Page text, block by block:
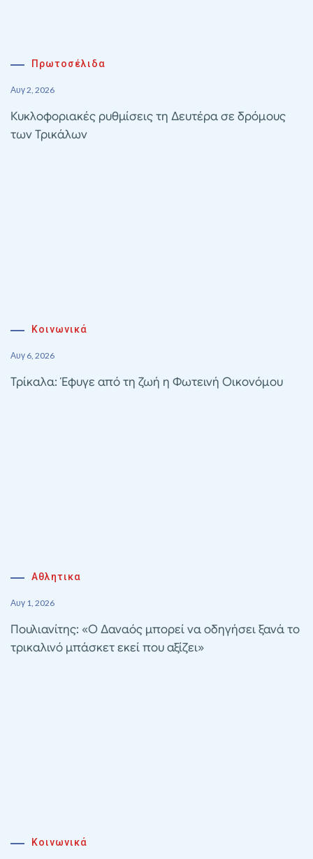
Πρωτοσέλιδα
Αυγ 2, 2026
Κυκλοφοριακές ρυθμίσεις τη Δευτέρα σε δρόμους
των Τρικάλων
Κοινωνικά
Αυγ 6, 2026
Τρίκαλα: Έφυγε από τη ζωή η Φωτεινή Οικονόμου
Αθλητικα
Αυγ 1, 2026
Πουλιανίτης: «Ο Δαναός μπορεί να οδηγήσει ξανά το
τρικαλινό μπάσκετ εκεί που αξίζει»
Κοινωνικά